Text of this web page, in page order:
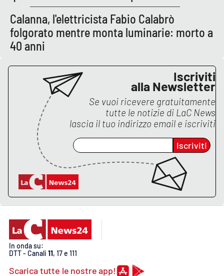
Ilvibonese.it
Catanzarochannel.it
Apple
Calanna, l'elettricista Fabio Calabrò
folgorato mentre monta luminarie: morto a
40 anni
Iscriviti
alla Newsletter
Se vuoi ricevere gratuitamente
tutte le notizie di LaC News
lascia il tuo indirizzo email e iscriviti
Iscriviti
In onda su:
DTT - Canali 11, 17 e 111
Scarica tutte le nostre app!